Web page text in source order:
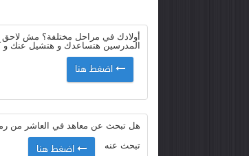
أولادك في مراحل مختلفة؟ مش لاحق
المدرسين هتساعدك و هتشيل عنك و
اضغط هنا
هل تبحث عن معاهد في العاشر من
تبحث عنه
اضغط هنا